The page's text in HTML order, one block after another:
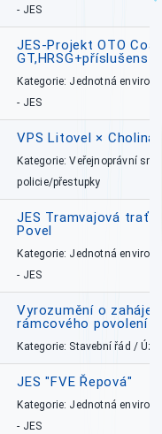
- JES
JES-Projekt OTO
Kategorie: Jednotná
- JES
VPS Litovel ×
Kategorie: Veřejnoprávní
policie/přestupky
JES Tramvajová trať
Povel
Kategorie: Jednotná
- JES
Vyrozumění o
rámcového povolení
Kategorie: Stavební řád /
JES "FVE Řepová"
Kategorie: Jednotná
- JES